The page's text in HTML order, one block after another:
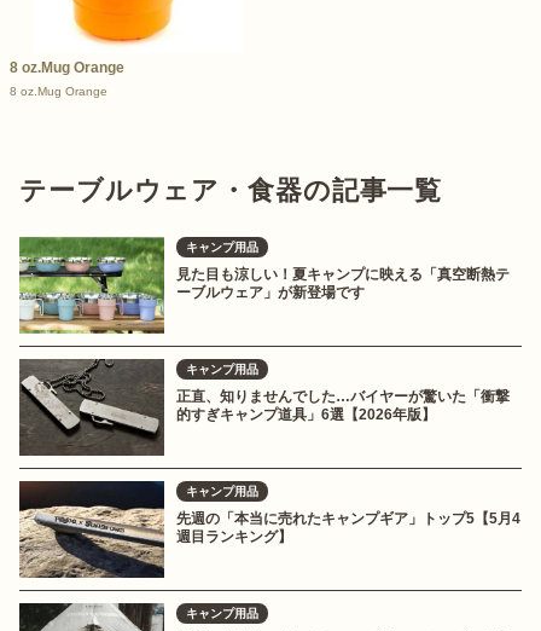
8 oz.Mug Orange
8 oz.Mug Orange
テーブルウェア・食器の記事一覧
キャンプ用品
見た目も涼しい！夏キャンプに映える「真空断熱テ
ーブルウェア」が新登場です
キャンプ用品
正直、知りませんでした…バイヤーが驚いた「衝撃
的すぎキャンプ道具」6選【2026年版】
キャンプ用品
先週の「本当に売れたキャンプギア」トップ5【5月4
週目ランキング】
キャンプ用品